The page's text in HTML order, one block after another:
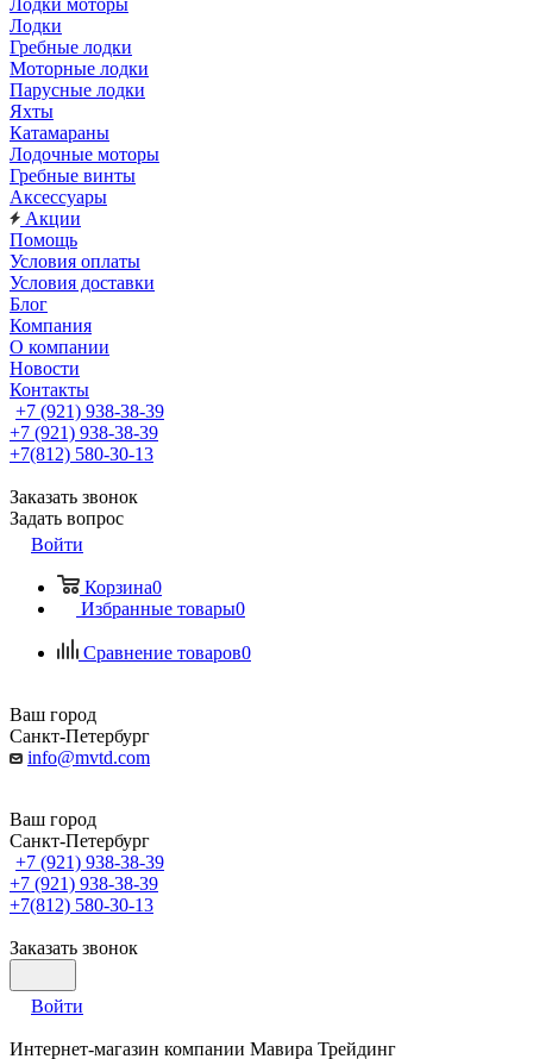
Лодки моторы
Лодки
Гребные лодки
Моторные лодки
Парусные лодки
Яхты
Катамараны
Лодочные моторы
Гребные винты
Аксессуары
Акции
Помощь
Условия оплаты
Условия доставки
Блог
Компания
О компании
Новости
Контакты
+7 (921) 938-38-39
+7 (921) 938-38-39
+7(812) 580-30-13
Заказать звонок
Задать вопрос
Войти
Корзина0
Избранные товары0
Сравнение товаров0
Ваш город
Санкт-Петербург
info@mvtd.com
Ваш город
Санкт-Петербург
+7 (921) 938-38-39
+7 (921) 938-38-39
+7(812) 580-30-13
Заказать звонок
Войти
Интернет-магазин компании Мавира Трейдинг